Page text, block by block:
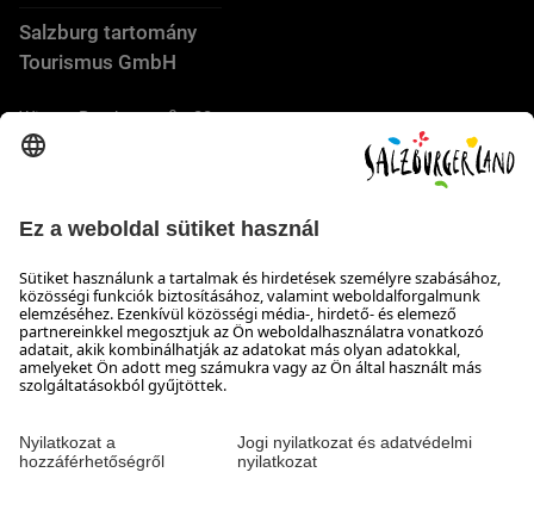
Salzburg tartomány
Tourismus GmbH
Wiener Bundesstraße 23
5300 Hallwang
NYITVATARTÁS
Várjuk jelentkezését
Készséggel állunk rendelkezésére hétfőtől csütörtökig 8:00-
tól 17:30-ig, pénteken 8:00-tól 17:00-ig
Elérhetőség